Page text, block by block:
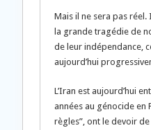
Mais il ne sera pas réel.
la grande tragédie de
de leur indépendance,
aujourd’hui
L’Iran est aujourd’hui
années au génocide
règles”, ont le devoir